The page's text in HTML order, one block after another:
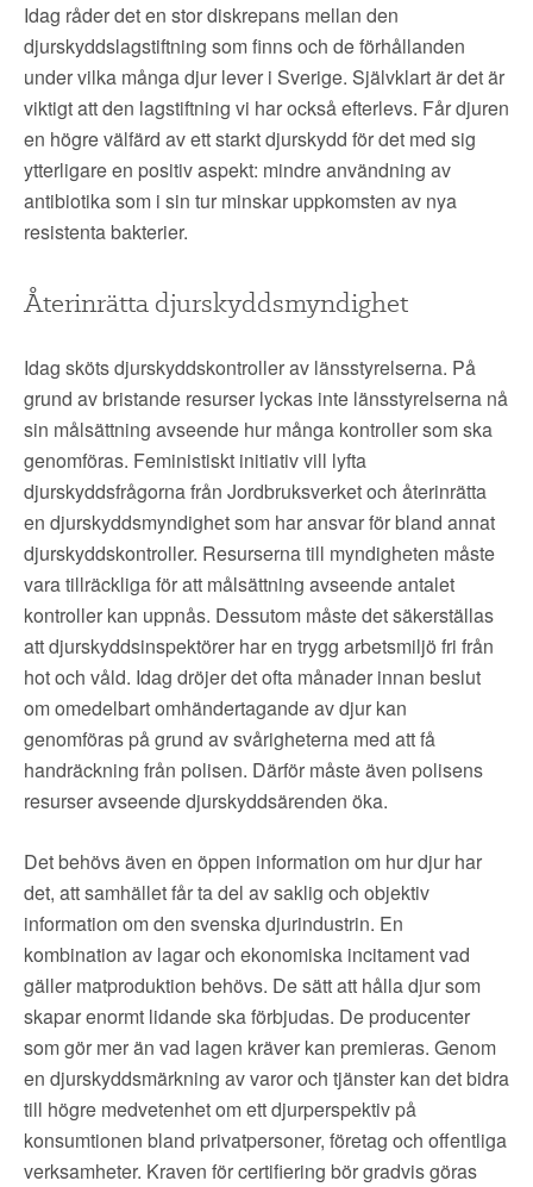
Idag råder det en stor diskrepans mellan den
djurskyddslagstiftning som finns och de förhållanden
under vilka många djur lever i Sverige. Självklart är det är
viktigt att den lagstiftning vi har också efterlevs. Får djuren
en högre välfärd av ett starkt djurskydd för det med sig
ytterligare en positiv aspekt: mindre användning av
antibiotika som i sin tur minskar uppkomsten av nya
resistenta bakterier.
Återinrätta djurskyddsmyndighet
Idag sköts djurskyddskontroller av länsstyrelserna. På
grund av bristande resurser lyckas inte länsstyrelserna nå
sin målsättning avseende hur många kontroller som ska
genomföras. Feministiskt initiativ vill lyfta
djurskyddsfrågorna från Jordbruksverket och återinrätta
en djurskyddsmyndighet som har ansvar för bland annat
djurskyddskontroller. Resurserna till myndigheten måste
vara tillräckliga för att målsättning avseende antalet
kontroller kan uppnås. Dessutom måste det säkerställas
att djurskyddsinspektörer har en trygg arbetsmiljö fri från
hot och våld. Idag dröjer det ofta månader innan beslut
om omedelbart omhändertagande av djur kan
genomföras på grund av svårigheterna med att få
handräckning från polisen. Därför måste även polisens
resurser avseende djurskyddsärenden öka.
Det behövs även en öppen information om hur djur har
det, att samhället får ta del av saklig och objektiv
information om den svenska djurindustrin. En
kombination av lagar och ekonomiska incitament vad
gäller matproduktion behövs. De sätt att hålla djur som
skapar enormt lidande ska förbjudas. De producenter
som gör mer än vad lagen kräver kan premieras. Genom
en djurskyddsmärkning av varor och tjänster kan det bidra
till högre medvetenhet om ett djurperspektiv på
konsumtionen bland privatpersoner, företag och offentliga
verksamheter. Kraven för certifiering bör gradvis göras